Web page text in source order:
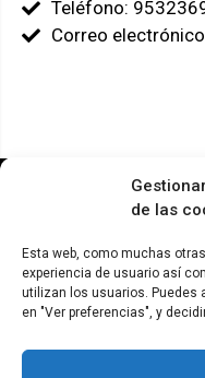
de las
Esta web, como muchas
experiencia de usuario así
utilizan los usuarios. Puedes
en "Ver preferencias", y
Teléfono:
Correo
© ADICAE - 2022